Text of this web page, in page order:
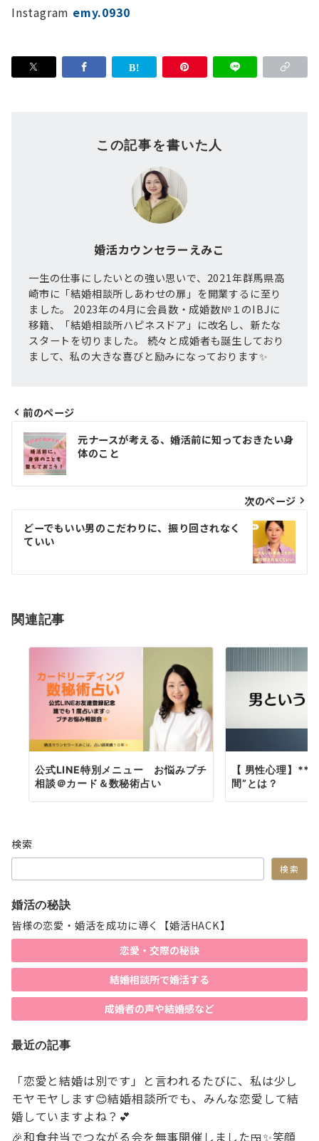
Instagram emy.0930
この記事を書いた人
婚活カウンセラーえみこ
一生の仕事にしたいとの強い思いで、2021年群馬県高
崎市に「結婚相談所しあわせの扉」を開業するに至り
ました。 2023年の4月に会員数・成婚数№１のIBJに
移籍、「結婚相談所ハピネスドア」に改名し、新たな
スタートを切りました。 続々と成婚者も誕生しており
まして、私の大きな喜びと励みになっております✨
投
稿
ナ
ビ
ゲ
シ
ン
前のページ
元ナースが考える、婚活前に知っておきたい身
体のこと
次のページ
どーでもいい男のこだわりに、振り回されなく
ていい
関連記事
公式LINE特別メニュー お悩みプチ
相談＠カード＆数秘術占い
【 男性心理】**
間”とは？
検索
検索
婚活の秘訣
皆様の恋愛・婚活を成功に導く【婚活HACK】
恋愛・交際の秘訣
結婚相談所で婚活する
成婚者の声や結婚感など
最近の記事
「恋愛と結婚は別です」と言われるたびに、私は少し
モヤモヤします😊結婚相談所でも、みんな恋愛して結
婚していますよね？💕
🎉和食弁当でつながる会を無事開催しました🍱✨笑顔